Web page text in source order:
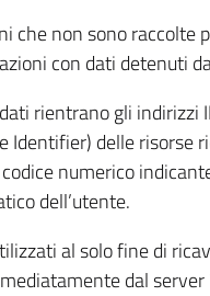
che non sono raccolte
con dati detenuti
rientrano gli
Identifier) delle risorse
numerico
dell’utente.
al solo fine di
dal server